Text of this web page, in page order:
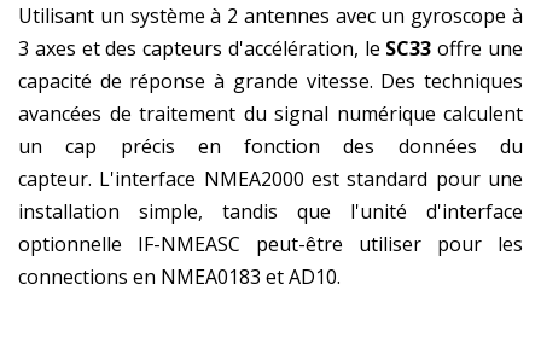
Utilisant un système à 2 antennes avec un gyroscope à
3 axes et des capteurs d'accélération, le SC33 offre une
capacité de réponse à grande vitesse. Des techniques
avancées de traitement du signal numérique calculent
un cap précis en fonction des données du
capteur. L'interface NMEA2000 est standard pour une
installation simple, tandis que l'unité d'interface
optionnelle IF-NMEASC peut-être utiliser pour les
connections en NMEA0183 et AD10.